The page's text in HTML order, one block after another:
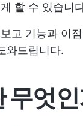
할 수 있습니
고 기능과 이
와드립니다.
무엇